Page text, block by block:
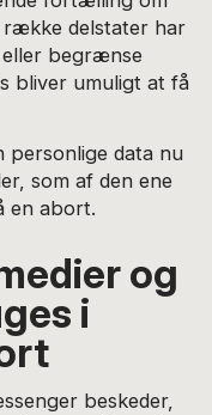
række delstater har
begrænse
bliver umuligt at få
data nu
som af den ene
en abort.
og
i
beskeder,